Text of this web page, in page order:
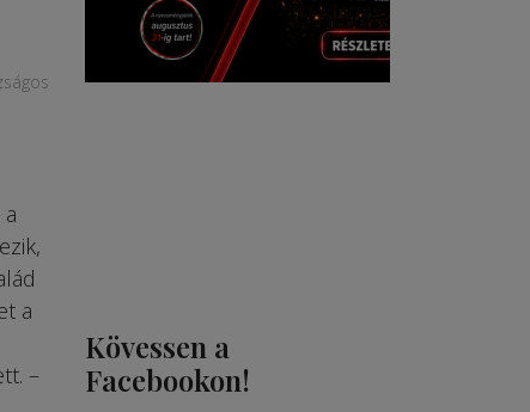
a
–
Kövessen a
Facebookon!